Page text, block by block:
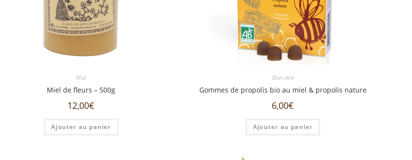
Miel
Miel de fleurs – 500g
12,00€
Ajouter au panier
Bien-être
Gommes de propolis bio au miel & propolis nature
6,00€
Ajouter au panier